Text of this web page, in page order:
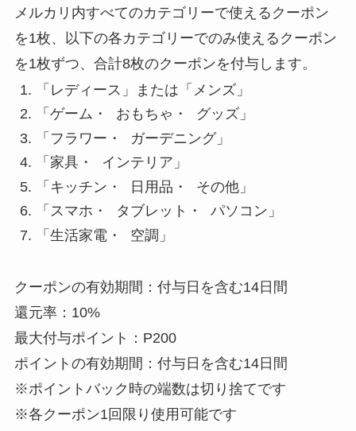
メルカリ内すべてのカテゴリーで使えるクーポン
を1枚、以下の各カテゴリーでのみ使えるクーポン
を1枚ずつ、合計8枚のクーポンを付与します。
「レディース」または「メンズ」
「ゲーム・ おもちゃ・ グッズ」
「フラワー・ ガーデニング」
「家具・ インテリア」
「キッチン・ 日用品・ その他」
「スマホ・ タブレット・ パソコン」
「生活家電・ 空調」
クーポンの有効期間：付与日を含む14日間
還元率：10%
最大付与ポイント：P200
ポイントの有効期間：付与日を含む14日間
※ポイントバック時の端数は切り捨てです
※各クーポン1回限り使用可能です